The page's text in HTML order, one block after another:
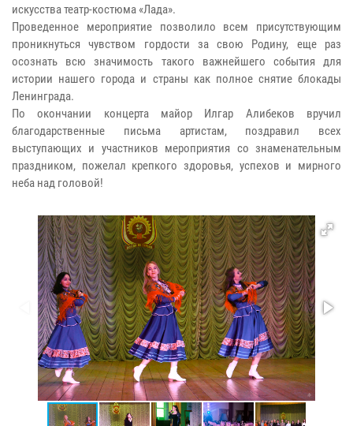
искусства театр-костюма «Лада».
Проведенное мероприятие позволило всем присутствующим
проникнуться чувством гордости за свою Родину, еще раз
осознать всю значимость такого важнейшего события для
истории нашего города и страны как полное снятие блокады
Ленинграда.
По окончании концерта майор Илгар Алибеков вручил
благодарственные письма артистам, поздравил всех
выступающих и участников мероприятия со знаменательным
праздником, пожелал крепкого здоровья, успехов и мирного
неба над головой!